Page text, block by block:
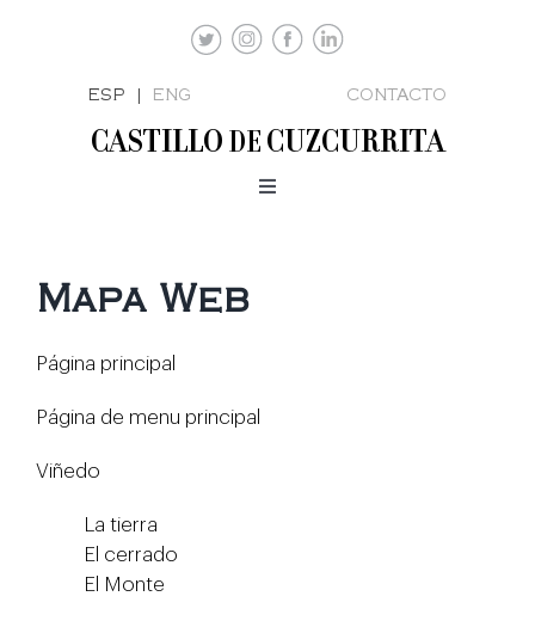
contenidoESP | ENG CONTACTO
CASTILLO DE CUZCURRITA
Toggle
BODEGA
ENOTURISMO
Mapa Web
Página principal
Página de menu principal
Viñedo
La tierra
El cerrado
El Monte